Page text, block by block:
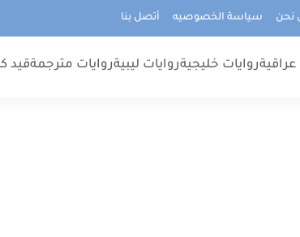
نحن سياسة الخصوصيه أتصل بنا
عراقيةروايات خليجيةروايات ليبيةروايات مترجمةقيد